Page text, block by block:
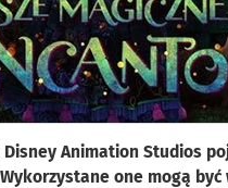
Animation Studios
one mogą